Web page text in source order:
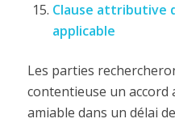
Clause attributive
applicable
Les parties
contentieuse un accord
amiable dans un délai